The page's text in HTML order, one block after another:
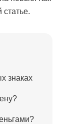
знаках